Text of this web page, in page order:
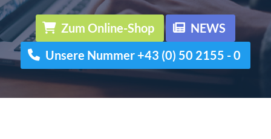
Zum Online-Shop
NEWS
Unsere Nummer +43 (0) 50 2155 - 0